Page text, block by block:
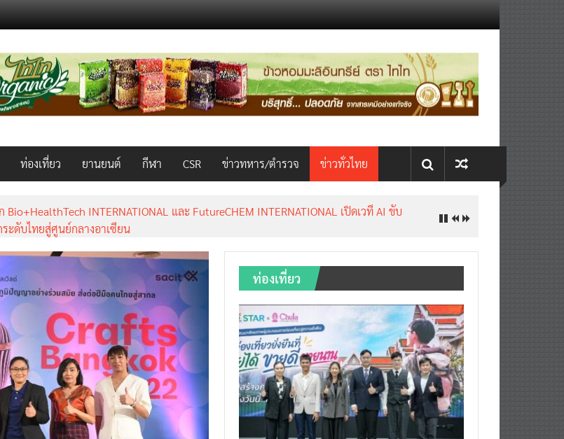
ท่องเที่ยว ยานยนต์ กีฬา CSR ข่าวทหาร/ตำรวจ ข่าวทั่วไทย
INTERNATIONAL และ FutureCHEM INTERNATIONAL เปิดเวที AI ขับ
ะดับไทยสู่ศูนย์กลางอาเซียน
ท่องเที่ยว